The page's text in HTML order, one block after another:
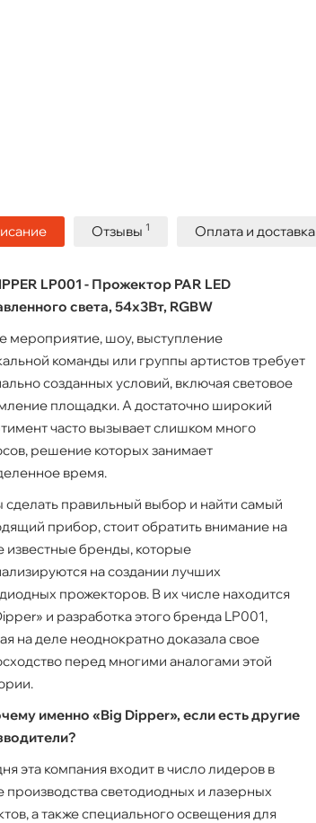
Отзывы 1 Оплата и доставка
LP001 - Прожектор PAR LED
света, 54х3Вт, RGBW
мероприятие, шоу, выступление
команды или группы артистов требует
созданных условий, включая световое
площадки. А достаточно широкий
часто вызывает слишком много
решение которых занимает
время.
сделать правильный выбор и найти самый
прибор, стоит обратить внимание на
известные бренды, которые
на создании лучших
прожекторов. В их числе находится
и разработка этого бренда LP001,
на деле неоднократно доказала свое
перед многими аналогами этой
именно «Big Dipper», если есть другие
эта компания входит в число лидеров в
производства светодиодных и лазерных
а также специального освещения для